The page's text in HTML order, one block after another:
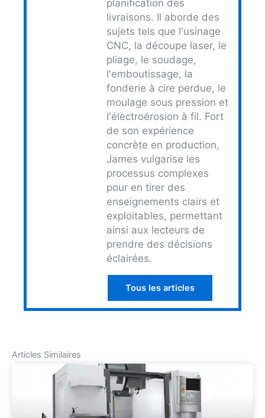
planification des
livraisons. Il aborde des
sujets tels que l'usinage
CNC, la découpe laser, le
pliage, le soudage,
l'emboutissage, la
fonderie à cire perdue, le
moulage sous pression et
l'électroérosion à fil. Fort
de son expérience
concrète en production,
James vulgarise les
processus complexes
pour en tirer des
enseignements clairs et
exploitables, permettant
ainsi aux lecteurs de
prendre des décisions
éclairées.
Tous les articles
Articles Similaires